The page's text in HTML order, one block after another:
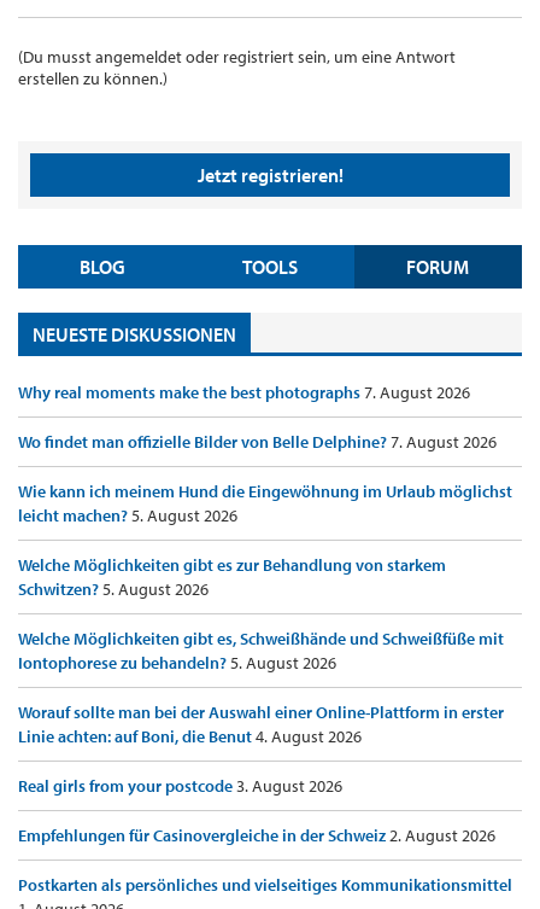
(Du musst angemeldet oder registriert sein, um eine Antwort
erstellen zu können.)
Jetzt registrieren!
BLOG TOOLS FORUM
NEUESTE DISKUSSIONEN
Why real moments make the best photographs7. August 2026
Wo findet man offizielle Bilder von Belle Delphine?7. August 2026
Wie kann ich meinem Hund die Eingewöhnung im Urlaub möglichst
leicht machen?5. August 2026
Welche Möglichkeiten gibt es zur Behandlung von starkem
Schwitzen?5. August 2026
Welche Möglichkeiten gibt es, Schweißhände und Schweißfüße mit
Iontophorese zu behandeln?5. August 2026
Worauf sollte man bei der Auswahl einer Online-Plattform in erster
Linie achten: auf Boni, die Benut4. August 2026
Real girls from your postcode3. August 2026
Empfehlungen für Casinovergleiche in der Schweiz2. August 2026
Postkarten als persönliches und vielseitiges Kommunikationsmittel